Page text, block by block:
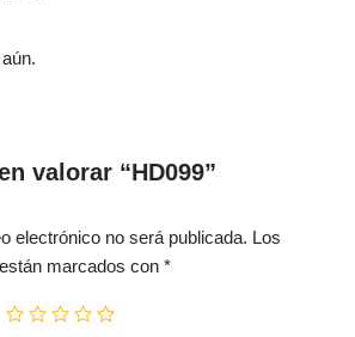
valorar “HD099”
electrónico no será publicada. Los
marcados con *